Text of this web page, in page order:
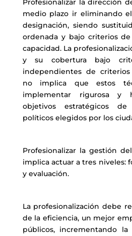
Profesionalizar la dirección
medio plazo ir eliminando
designación, siendo
ordenada y bajo criterios
capacidad. La
y su cobertura bajo
independientes de
no implica que estos
implementar rigurosa y
objetivos estratégicos de
políticos elegidos por los
Profesionalizar la gestión
implica actuar a tres niveles:
y evaluación.
La profesionalización debe
de la eficiencia, un mejor
públicos, incrementando